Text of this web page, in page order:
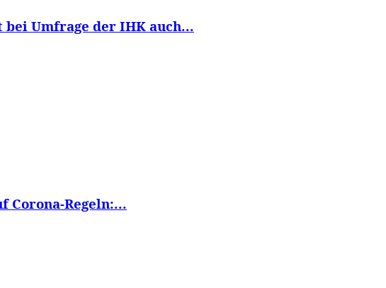
Umfrage der IHK auch...
Corona-Regeln:...